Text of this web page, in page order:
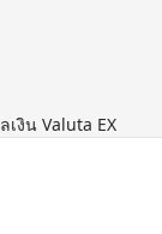
งิน Valuta EX